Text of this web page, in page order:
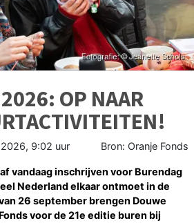
OP NAAR
9:02 uur Bron: Oranje Fonds
vandaag inschrijven voor Burendag
Nederland elkaar ontmoet in de
26 september brengen Douwe
voor de 21e editie buren bij